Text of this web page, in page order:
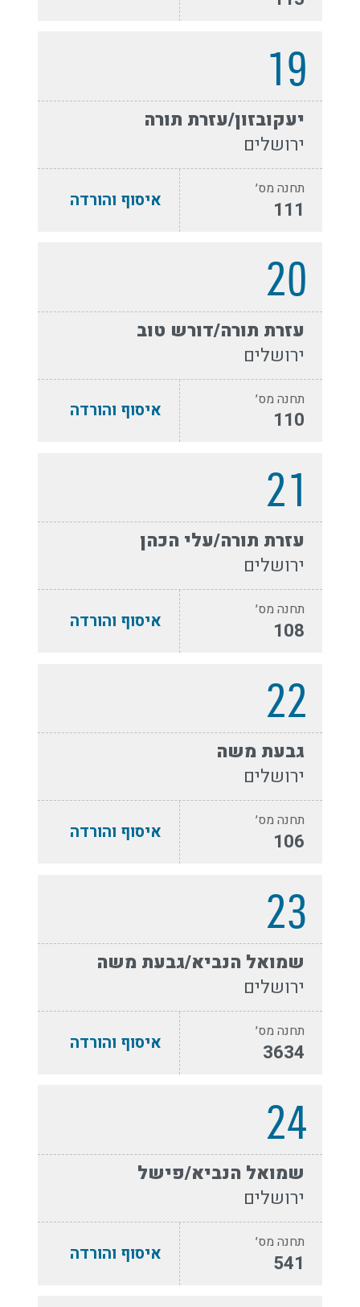
19
יעקובזון/עזרת תורה
ירושלים
תחנה מס׳
111 איסוף והורדה
20
עזרת תורה/דורש טוב
ירושלים
תחנה מס׳
110 איסוף והורדה
21
עזרת תורה/עלי הכהן
ירושלים
תחנה מס׳
108 איסוף והורדה
22
גבעת משה
ירושלים
תחנה מס׳
106 איסוף והורדה
23
שמואל הנביא/גבעת משה
ירושלים
תחנה מס׳
3634 איסוף והורדה
24
שמואל הנביא/פישל
ירושלים
תחנה מס׳
541 איסוף והורדה